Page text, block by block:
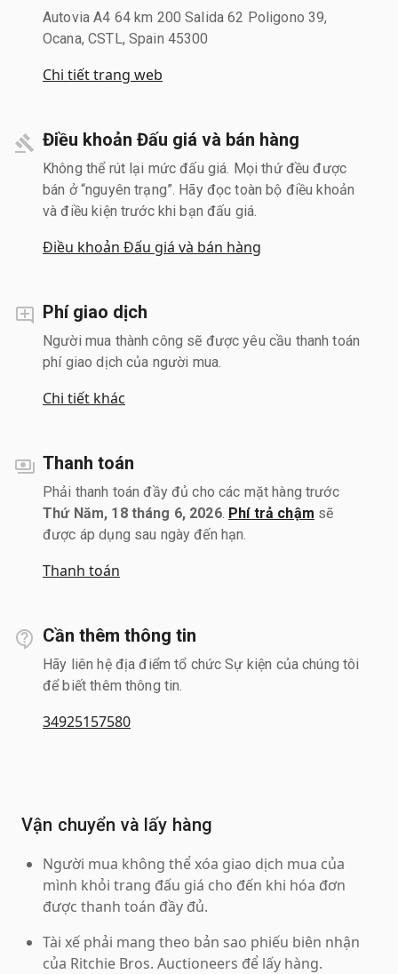
Autovia A4 64 km 200 Salida 62 Poligono 39,
Ocana, CSTL, Spain 45300
Chi tiết trang web
Điều khoản Đấu giá và bán hàng
Không thể rút lại mức đấu giá. Mọi thứ đều được
bán ở “nguyên trạng”. Hãy đọc toàn bộ điều khoản
và điều kiện trước khi bạn đấu giá.
Điều khoản Đấu giá và bán hàng
Phí giao dịch
Người mua thành công sẽ được yêu cầu thanh toán
phí giao dịch của người mua.
Chi tiết khác
Thanh toán
Phải thanh toán đầy đủ cho các mặt hàng trước
Thứ Năm, 18 tháng 6, 2026. Phí trả chậm sẽ
được áp dụng sau ngày đến hạn.
Thanh toán
Cần thêm thông tin
Hãy liên hệ địa điểm tổ chức Sự kiện của chúng tôi
để biết thêm thông tin.
34925157580
Vận chuyển và lấy hàng
Người mua không thể xóa giao dịch mua của
mình khỏi trang đấu giá cho đến khi hóa đơn
được thanh toán đầy đủ.
Tài xế phải mang theo bản sao phiếu biên nhận
của Ritchie Bros. Auctioneers để lấy hàng.